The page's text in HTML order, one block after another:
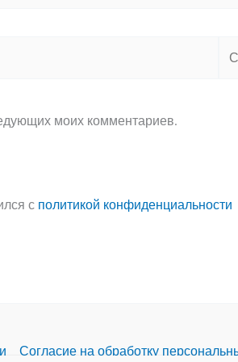
моих комментариев.
с политикой конфиденциальности
Согласие на обработку